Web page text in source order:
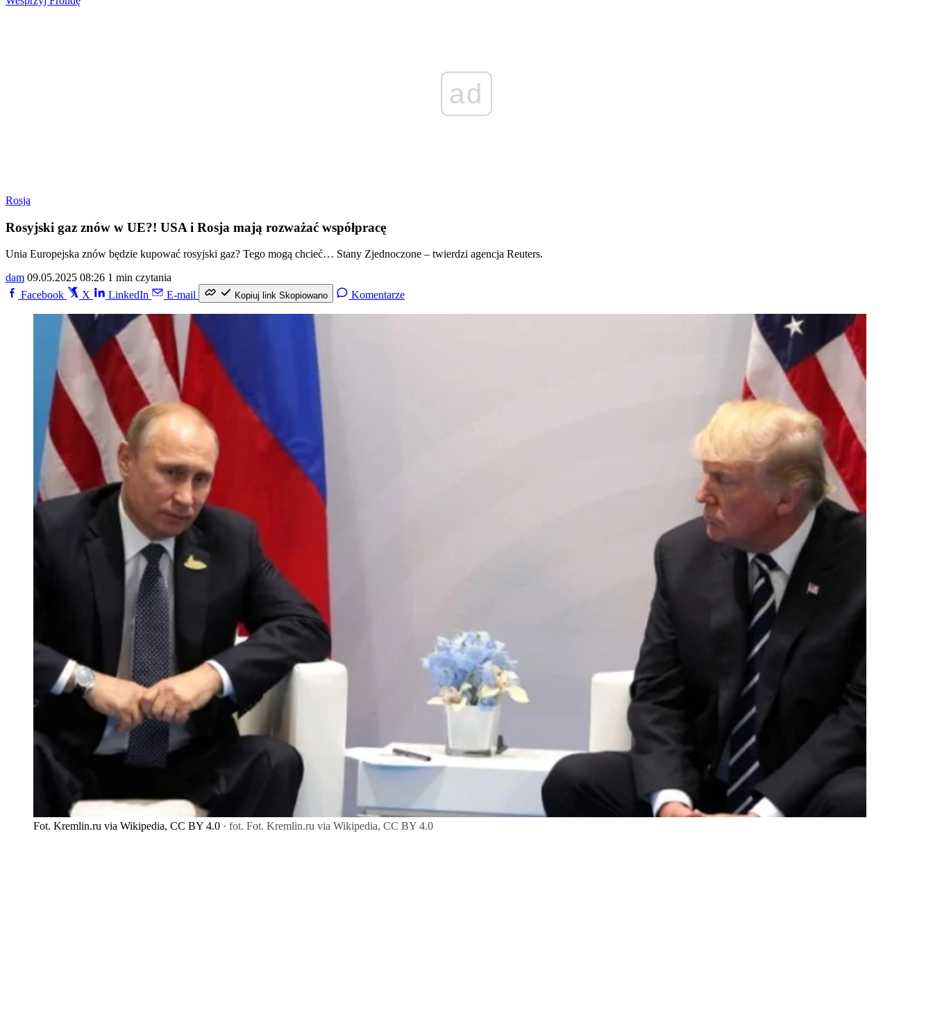
ad
Rosja
Rosyjski gaz znów w UE?! USA i Rosja mają rozważać współpracę
Unia Europejska znów będzie kupować rosyjski gaz? Tego mogą chcieć… Stany Zjednoczone – twierdzi agencja Reuters.
dam 09.05.2025 08:26 1 min czytania
Facebook
X LinkedIn E-mail Kopiuj link Skopiowano Komentarze
Fot. Kremlin.ru via Wikipedia, CC BY 4.0 · fot. Fot. Kremlin.ru via Wikipedia, CC BY 4.0